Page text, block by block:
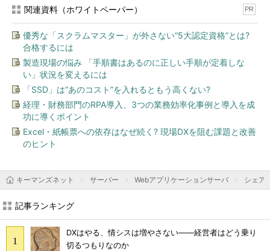
関連資料（ホワイトペーパー） PR
優秀な「スクラムマスター」が外さない“5大認定資格”とは?
合格するには
製造現場の悩み 「手順書はあるのに正しい手順が定着しな
い」状況を変えるには
「SSD」は“あのコスト”を入れるともう高くない?
経理・財務部門のRPA導入、3つの業務効率化事例と導入を成
功に導くポイント
Excel・紙帳票への依存はなぜ続く? 現場DXを阻む課題と改善
のヒント
キーマンズネット サーバー Webアプリケーションサーバ シェア
記事ランキング
DXはやる、情シスは増やさない――経営者はどう乗り
切るつもりなのか